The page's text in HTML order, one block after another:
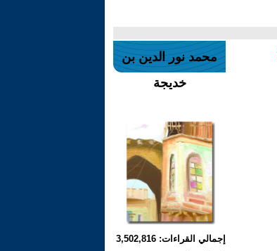
محمد نور الدين بن
خديجة
إجمالي القراءات: 3,502,816